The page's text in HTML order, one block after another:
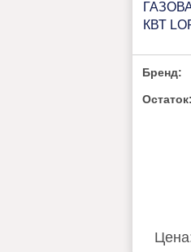
КВТ
Бренд: